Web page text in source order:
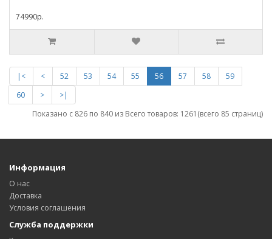
74990р.
|< < 52 53 54 55 56 57 58
59
60
>
>|
Показано с 826 по 840 из Всего товаров: 1261 (всего 85 страниц)
Информация
О нас
Доставка
Условия соглашения
Служба поддержки